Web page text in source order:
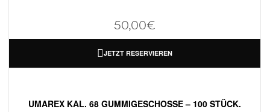
50,00€
JETZT RESERVIEREN
UMAREX KAL. 68 GUMMIGESCHOSSE – 100 STÜCK.